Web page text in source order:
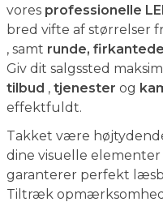
vores professionelle
bred vifte af størrelser
, samt runde,
Giv dit salgssted
tilbud , tjenester og
effektfuldt.
Takket være
dine visuelle elementer
garanterer perfekt
Tiltræk